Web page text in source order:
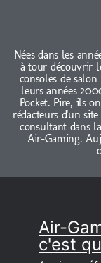
Nées dans les
à tour découvrir
consoles de
leurs années
Pocket. Pire, ils
rédacteurs d'un
consultant dans
Air-Gaming.
Air-
c'est